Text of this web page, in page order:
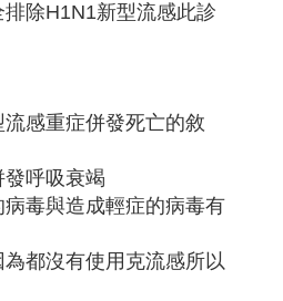
除H1N1新型流感此診
感重症併發死亡的敘
呼吸衰竭
毒與造成輕症的病毒有
都沒有使用克流感所以